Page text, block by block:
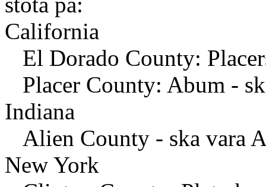
California
El Dorado County:
Placer County: Abum -
Indiana
Alien County - ska vara
New York